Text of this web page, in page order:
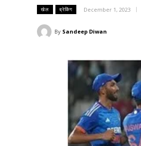
खेल ब्रेकिंग December 1, 2023
By Sandeep Diwan